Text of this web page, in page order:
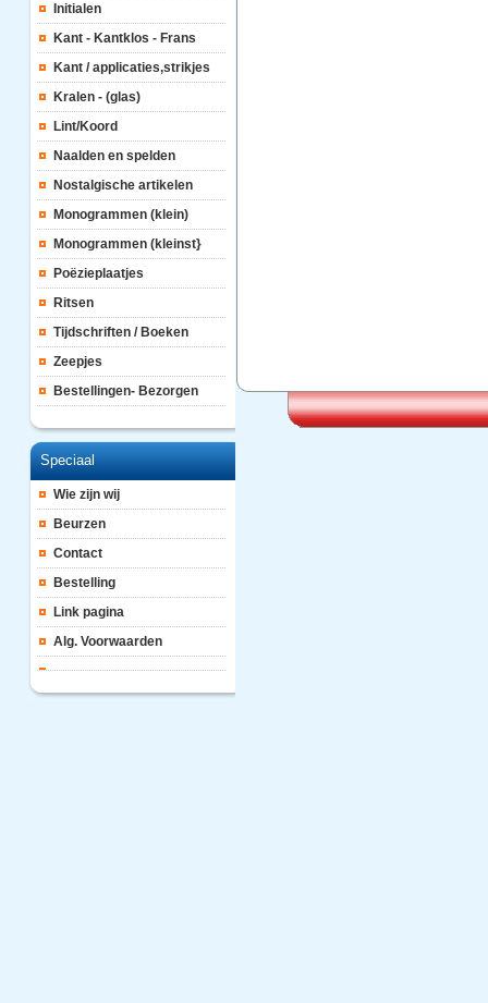
Initialen
Kant - Kantklos - Frans
Kant / applicaties,strikjes
Kralen - (glas)
Lint/Koord
Naalden en spelden
Nostalgische artikelen
Monogrammen (klein)
Monogrammen (kleinst}
Poëzieplaatjes
Ritsen
Tijdschriften / Boeken
Zeepjes
Bestellingen- Bezorgen
Speciaal
Wie zijn wij
Beurzen
Contact
Bestelling
Link pagina
Alg. Voorwaarden